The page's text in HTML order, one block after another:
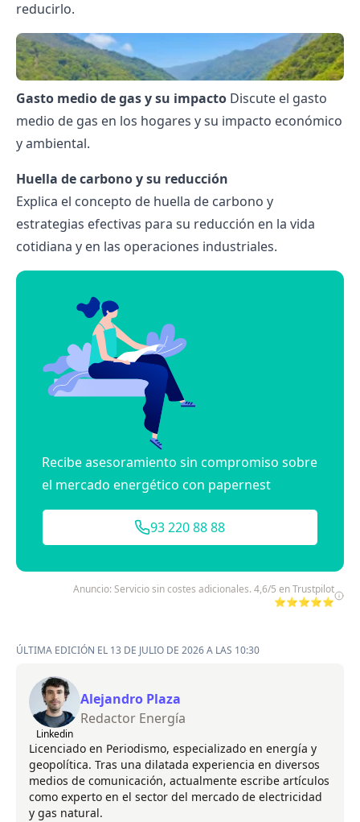
reducirlo.
Gasto medio de gas y su impacto Discute el gasto
medio de gas en los hogares y su impacto económico
y ambiental.
Huella de carbono y su reducción
Explica el concepto de huella de carbono y
estrategias efectivas para su reducción en la vida
cotidiana y en las operaciones industriales.
Recibe asesoramiento sin compromiso sobre
el mercado energético con papernest
93 220 88 88
Anuncio: Servicio sin costes adicionales. 4,6/5 en Trustpilot
⭐⭐⭐⭐⭐
ÚLTIMA EDICIÓN EL 13 DE JULIO DE 2026 A LAS 10:30
Linkedin
Alejandro Plaza
Redactor Energía
Licenciado en Periodismo, especializado en energía y
geopolítica. Tras una dilatada experiencia en diversos
medios de comunicación, actualmente escribe artículos
como experto en el sector del mercado de electricidad
y gas natural.